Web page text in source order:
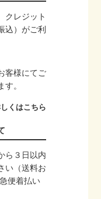
クレジット
込）がご利
客様にてご
。
くはこちら
ら３日以内
い（送料お
便着払い